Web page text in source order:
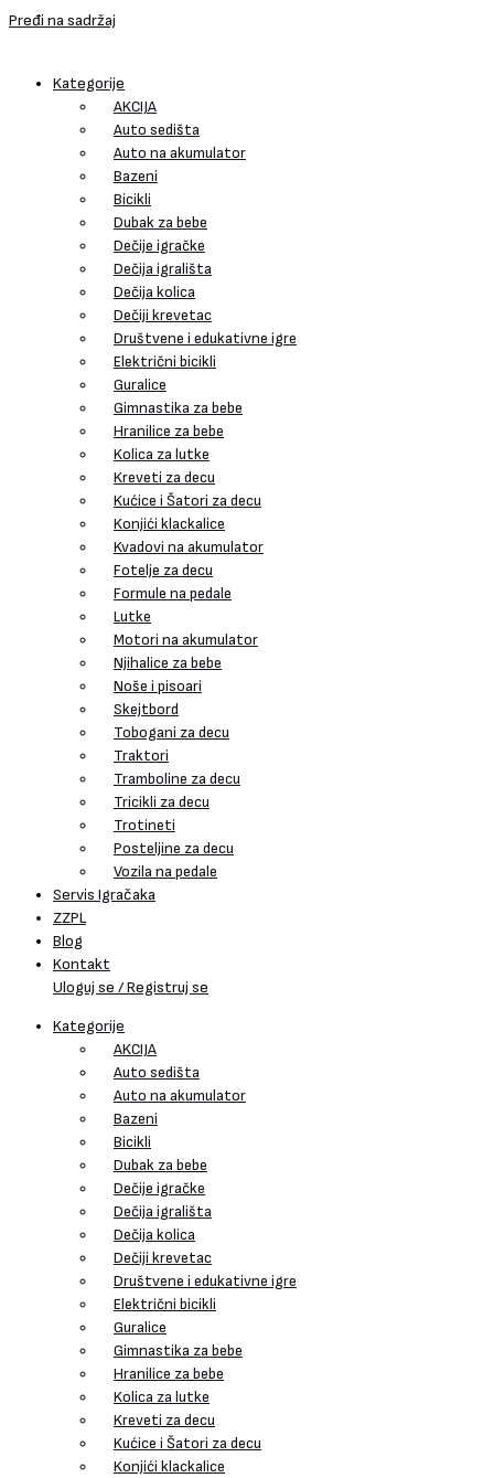
Pređi na sadržaj
Kategorije
AKCIJA
Auto sedišta
Auto na akumulator
Bazeni
Bicikli
Dubak za bebe
Dečije igračke
Dečija igrališta
Dečija kolica
Dečiji krevetac
Društvene i edukativne igre
Električni bicikli
Guralice
Gimnastika za bebe
Hranilice za bebe
Kolica za lutke
Kreveti za decu
Kućice i Šatori za decu
Konjići klackalice
Kvadovi na akumulator
Fotelje za decu
Formule na pedale
Lutke
Motori na akumulator
Njihalice za bebe
Noše i pisoari
Skejtbord
Tobogani za decu
Traktori
Tramboline za decu
Tricikli za decu
Trotineti
Posteljine za decu
Vozila na pedale
Servis Igračaka
ZZPL
Blog
Kontakt
Uloguj se / Registruj se
Kategorije
AKCIJA
Auto sedišta
Auto na akumulator
Bazeni
Bicikli
Dubak za bebe
Dečije igračke
Dečija igrališta
Dečija kolica
Dečiji krevetac
Društvene i edukativne igre
Električni bicikli
Guralice
Gimnastika za bebe
Hranilice za bebe
Kolica za lutke
Kreveti za decu
Kućice i Šatori za decu
Konjići klackalice